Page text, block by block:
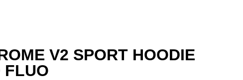
V2 SPORT HOODIE
FLUO